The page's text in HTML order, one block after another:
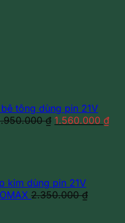
tông dùng pin 21V
₫ Giá
1.560.000 ₫Giá
kim dùng pin 21V
2.350.000₫